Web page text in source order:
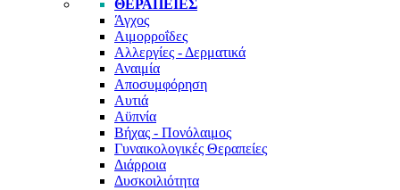
ΘΕΡΑΠΕΊΕΣ
Άγχος
Αιμορροΐδες
Αλλεργίες - Δερματικά
Αναιμία
Αποσυμφόρηση
Αυτιά
Αϋπνία
Βήχας - Πονόλαιμος
Γυναικολογικές Θεραπείες
Διάρροια
Δυσκοιλιότητα